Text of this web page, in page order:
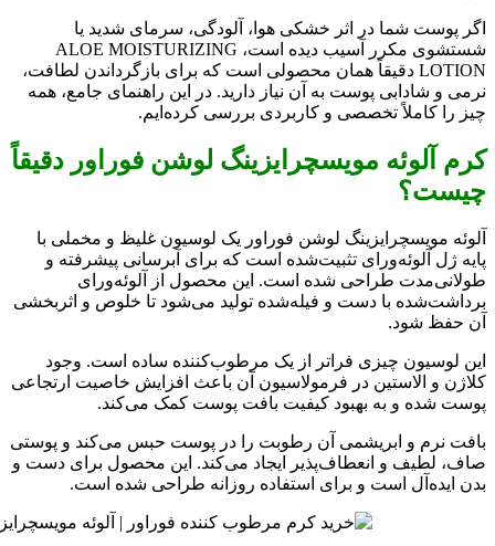
اگر پوست شما در اثر خشکی هوا، آلودگی، سرمای شدید یا
شستشوی مکرر آسیب دیده است، ALOE MOISTURIZING
LOTION دقیقاً همان محصولی است که برای بازگرداندن لطافت،
نرمی و شادابی پوست به آن نیاز دارید. در این راهنمای جامع، همه
چیز را کاملاً تخصصی و کاربردی بررسی کرده‌ایم.
کرم آلوئه مویسچرایزینگ لوشن فوراور دقیقاً
چیست؟
آلوئه مویسچرایزینگ لوشن فوراور یک لوسیون غلیظ و مخملی با
پایه ژل آلوئه‌ورای تثبیت‌شده است که برای آبرسانی پیشرفته و
طولانی‌مدت طراحی شده است. این محصول از آلوئه‌ورای
برداشت‌شده با دست و فیله‌شده تولید می‌شود تا خلوص و اثربخشی
آن حفظ شود.
این لوسیون چیزی فراتر از یک مرطوب‌کننده ساده است. وجود
کلاژن و الاستین در فرمولاسیون آن باعث افزایش خاصیت ارتجاعی
پوست شده و به بهبود کیفیت بافت پوست کمک می‌کند.
بافت نرم و ابریشمی آن رطوبت را در پوست حبس می‌کند و پوستی
صاف، لطیف و انعطاف‌پذیر ایجاد می‌کند. این محصول برای دست و
بدن ایده‌آل است و برای استفاده روزانه طراحی شده است.